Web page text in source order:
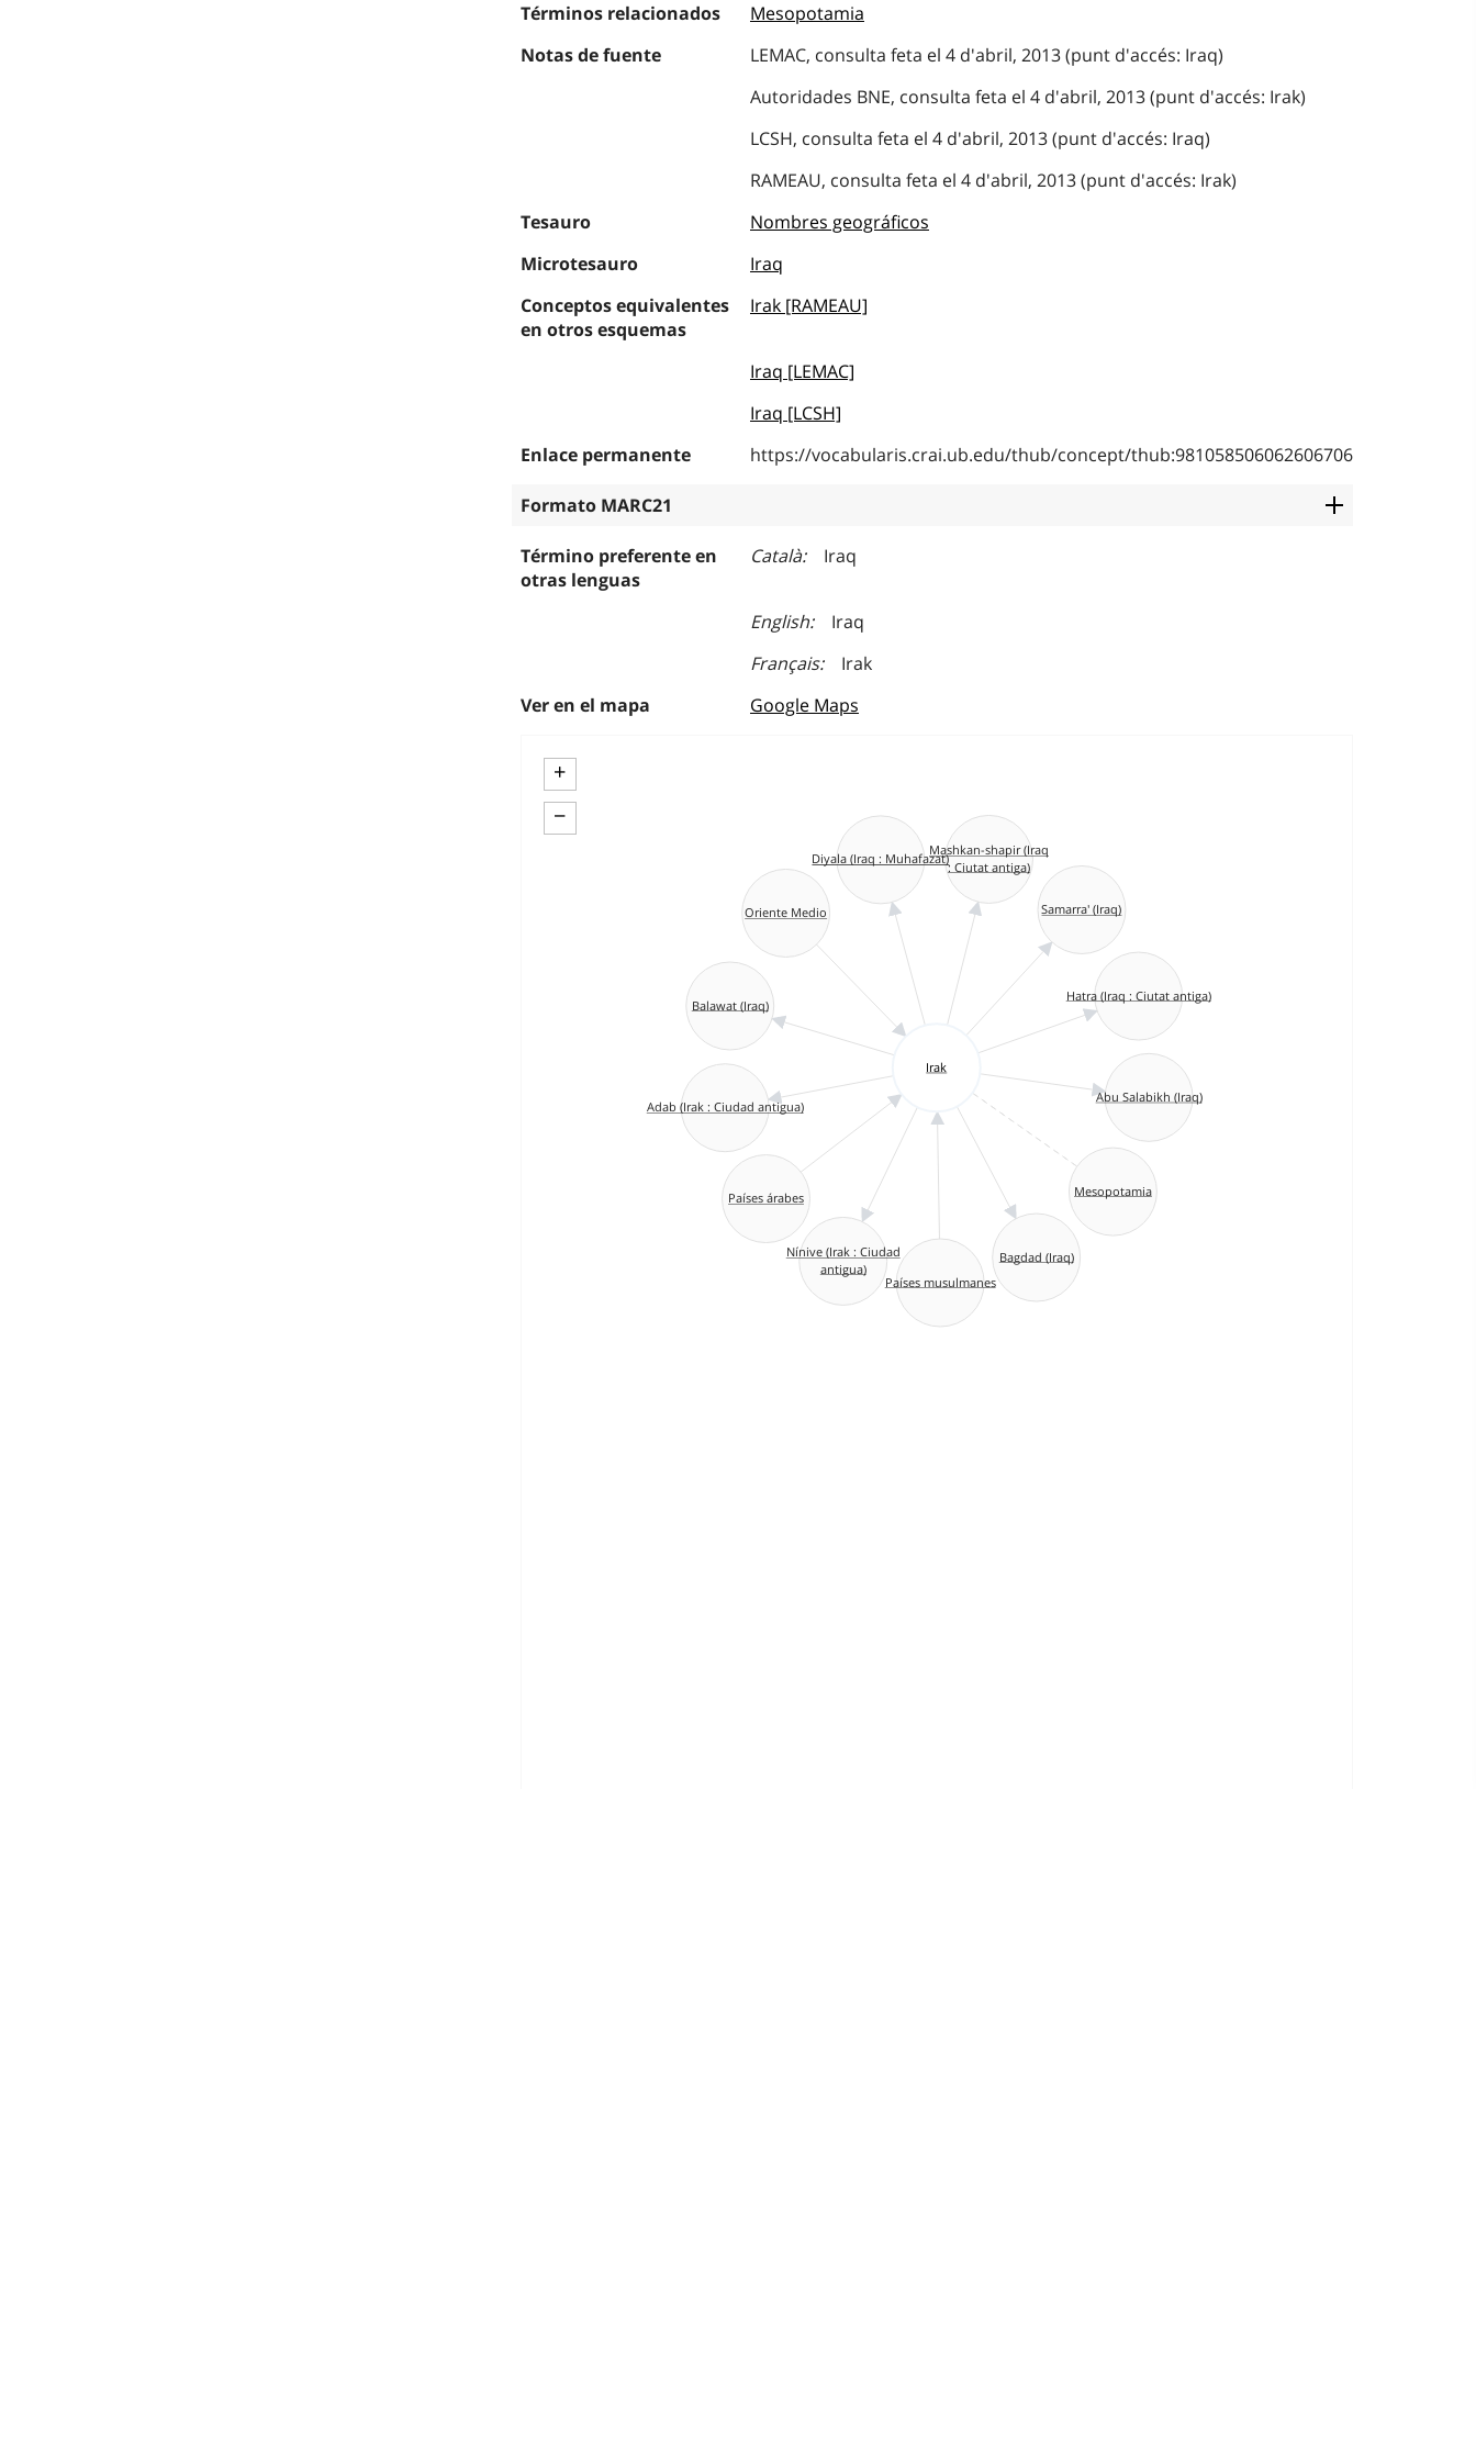
Términos relacionados
Mesopotamia
Notas de fuente
LEMAC, consulta feta el 4 d'abril, 2013 (punt d'accés: Iraq)
Autoridades BNE, consulta feta el 4 d'abril, 2013 (punt d'accés: Irak)
LCSH, consulta feta el 4 d'abril, 2013 (punt d'accés: Iraq)
RAMEAU, consulta feta el 4 d'abril, 2013 (punt d'accés: Irak)
Tesauro
Nombres geográficos
Microtesauro
Iraq
Conceptos equivalentes
en otros esquemas
Irak [RAMEAU]
Iraq [LEMAC]
Iraq [LCSH]
Enlace permanente
https://vocabularis.crai.ub.edu/thub/concept/thub:981058506062606706
Formato MARC21
Término preferente en
otras lenguas
Català Iraq
English
Iraq
Français
Irak
Ver en el mapa
Google Maps
+
−
Mesopotamia
Países árabes
Abu Salabikh (Iraq)
Bagdad (Iraq)
Adab (Irak : Ciudad antigua)
Mashkan-shapir (Iraq
: Ciutat antiga)
Nínive (Irak : Ciudad
antigua)
Irak
Hatra (Iraq : Ciutat antiga)
Oriente Medio
Diyala (Iraq : Muhafazat)
Países musulmanes
Balawat (Iraq)
Samarra' (Iraq)